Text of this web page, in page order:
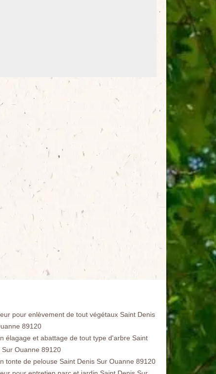
pour enlèvement de tout végétaux Saint Denis
89120
élagage et abattage de tout type d'arbre Saint
Sur Ouanne 89120
tonte de pelouse Saint Denis Sur Ouanne 89120